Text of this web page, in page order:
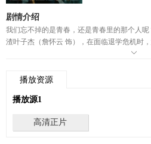
剧情介绍
我们忘不掉的是青春，还是青春里的那个人
渣叶子杰（詹怀云 饰），在面临退学危机时
一个是沉稳内敛，渴望未来的学霸叶梓洁（
原本水火不相容的他们，因为这场“有病”乌
此，才要把握现在，在这个明媚的春天，即
播放资源
播放源1
高清正片